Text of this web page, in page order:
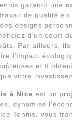
garantit une
de qualité
designs
d’un court
Par ailleurs,
l’impact
et
votre
à Nice est un
dynamise
Tennis, vous